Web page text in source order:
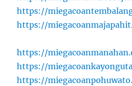
https://
https://
https://
https://
https://